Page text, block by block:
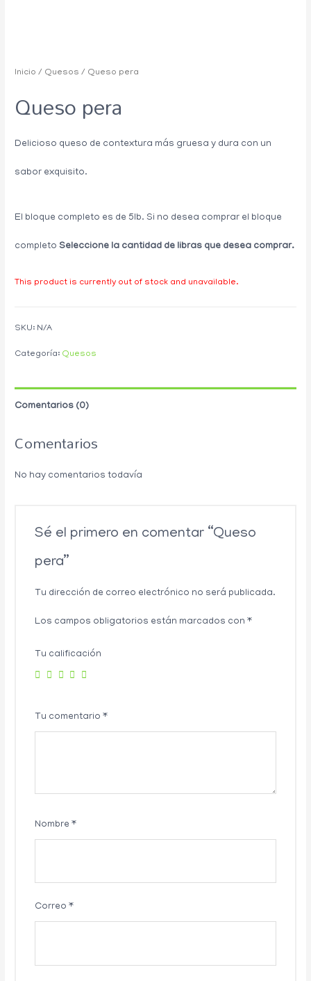
Inicio / Quesos / Queso pera
Queso pera
Delicioso queso de contextura más gruesa y dura con un
sabor exquisito.
El bloque completo es de 5lb. Si no desea comprar el bloque
completoSeleccione la cantidad de libras que desea comprar.
This product is currently out of stock and unavailable.
SKU: N/A
Categoría: Quesos
Comentarios (0)
Comentarios
No hay comentarios todavía
Sé el primero en comentar “Queso
pera”
Tu dirección de correo electrónico no será publicada.
Los campos obligatorios están marcados con*
Tu calificación
Tu comentario*
Nombre*
Correo*